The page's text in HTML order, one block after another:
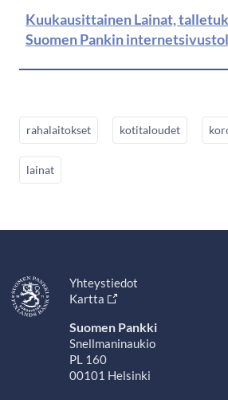
Kuukausittainen Lainat,
Suomen Pankin
rahalaitokset kotitaloudet
lainat
Yhteystiedot
Kartta
Suomen Pankki
Snellmaninaukio
PL 160
00101 Helsinki